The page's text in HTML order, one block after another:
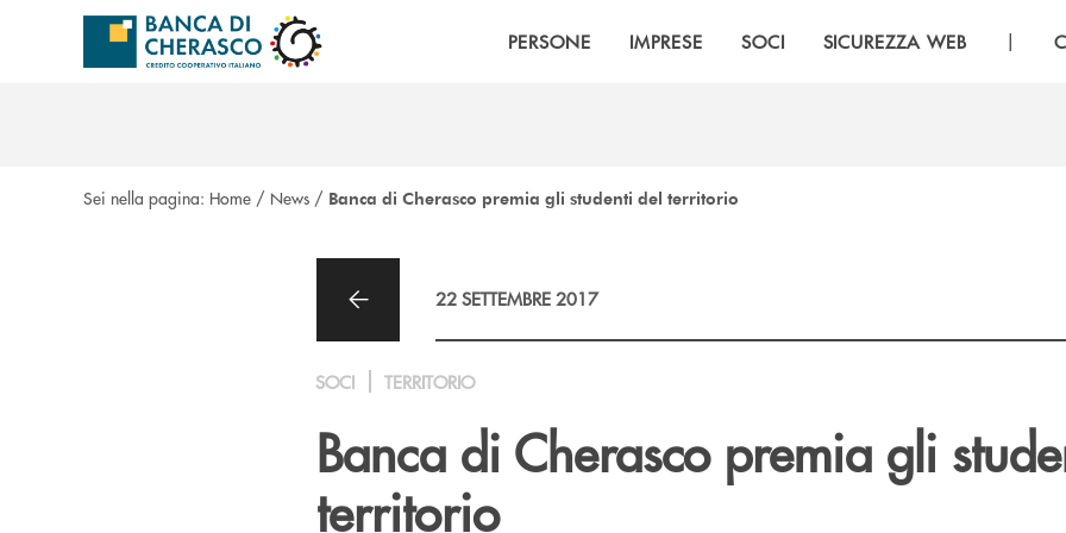
Salta al contenuto principale
PERSONE IMPRESE SOCI SICUREZZA WEB |
Sei nella pagina: Home / News / Banca di Cherasco premia gli studenti del territorio
22 SETTEMBRE 2017
SOCI TERRITORIO
Banca di Cherasco premia gli
territorio